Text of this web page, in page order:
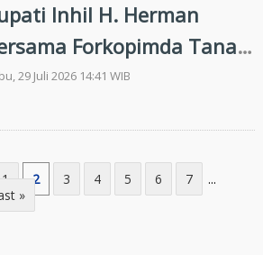
Inhil H. Herman
Forkopimda Tanam
di Sapat
29 Juli 2026 14:41 WIB
1 2 3 4 5 6 7
...
»